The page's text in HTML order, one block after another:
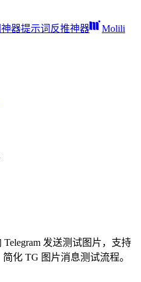
器提示词反推神器
Molili
发送测试图片，支持
化 TG 图片消息测试流程。